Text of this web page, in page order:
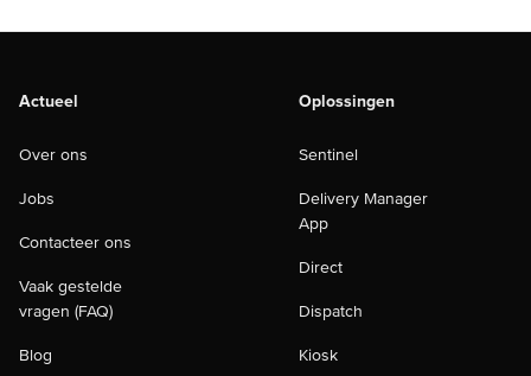
Actueel
Over ons
Jobs
Contacteer ons
Vaak gestelde
vragen (FAQ)
Blog
Oplossingen
Sentinel
Delivery Manager
App
Direct
Dispatch
Kiosk